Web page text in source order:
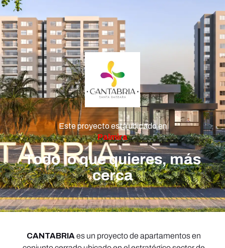
Este proyecto está ubicado en
Palmira
Todo lo que quieres, más
cerca
CANTABRIA es un proyecto de apartamentos en